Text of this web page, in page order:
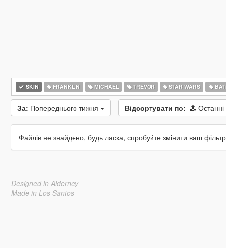
SKIN FRANKLIN MICHAEL TREVOR STAR WARS
За: Попереднього тижня Відсортувати по:
Файлів не знайдено, будь ласка, спробуйте змінити ваш фільтр
Designed in Alderney
Made in Los Santos